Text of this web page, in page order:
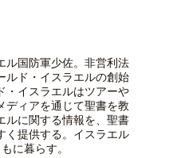
ル国防軍少佐。非営利法
ルド・イスラエルの創始
・イスラエルはツアーや
ディアを通じて聖書を教
ルに関する情報を、聖書
く提供する。イスラエル
に暮らす。